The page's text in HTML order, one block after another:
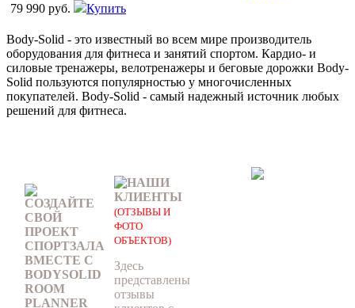
79 990 руб.
Купить
Body-Solid - это известный во всем мире производитель
оборудования для фитнеса и занятий спортом. Кардио- и
силовые тренажеры, велотренажеры и беговые дорожки Body-
Solid пользуются популярностью у многочисленных
покупателей. Body-Solid - самый надежный источник любых
решений для фитнеса.
СОЗДАЙТЕ
СВОЙ
ПРОЕКТ
СПОРТЗАЛА
ВМЕСТЕ С
BODYSOLID
ROOM
PLANNER
НАШИ
КЛИЕНТЫ
(ОТЗЫВЫ И
ФОТО
ОБЪЕКТОВ)
Здесь
представлены
отзывы